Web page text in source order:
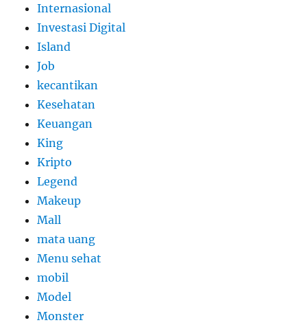
Internasional
Investasi Digital
Island
Job
kecantikan
Kesehatan
Keuangan
King
Kripto
Legend
Makeup
Mall
mata uang
Menu sehat
mobil
Model
Monster